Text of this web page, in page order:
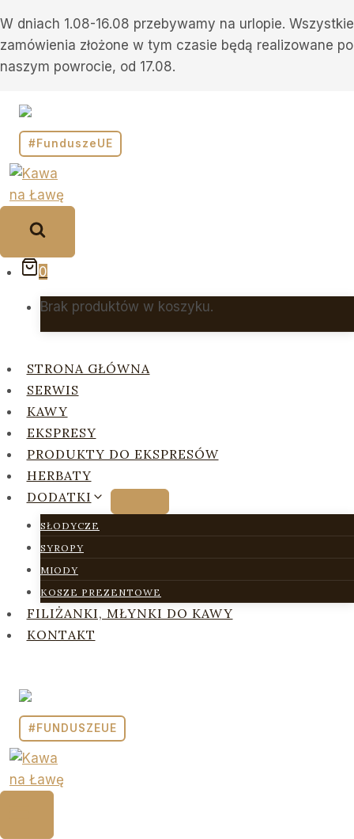
do
treści
W dniach 1.08-16.08 przebywamy na urlopie. Wszystkie
zamówienia złożone w tym czasie będą realizowane po
naszym powrocie, od 17.08.
#FunduszeUE
0
Brak produktów w koszyku.
STRONA GŁÓWNA
SERWIS
KAWY
EKSPRESY
PRODUKTY DO EKSPRESÓW
HERBATY
DODATKI
SŁODYCZE
SYROPY
MIODY
KOSZE PREZENTOWE
FILIŻANKI, MŁYNKI DO KAWY
KONTAKT
#FUNDUSZEUE